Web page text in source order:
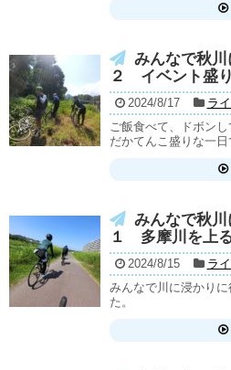
みんなで秋
２ イベント盛
2024/8/17 ラ
ご飯食べて、ドボン
だかてんこ盛りな一日
みんなで秋
１ 多摩川を上
2024/8/15 ラ
みんなで川に浸かり
た。